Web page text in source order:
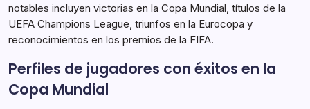
notables incluyen victorias en la Copa Mundial, títulos de la
UEFA Champions League, triunfos en la Eurocopa y
reconocimientos en los premios de la FIFA.
Perfiles de jugadores con éxitos en la
Copa Mundial